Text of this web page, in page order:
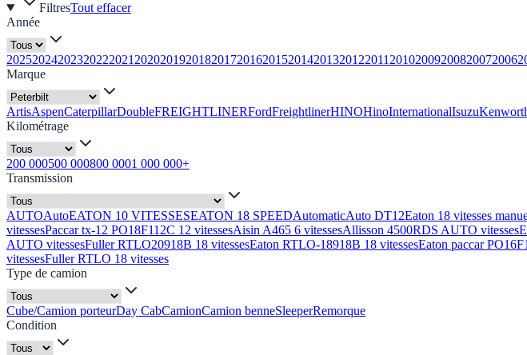
FiltresTout effacer
Année
20252024202320222021 2020201920182017201620152014201320122011 20102009200820072006
Marque
ArtisAspenCaterpillarDoubleFREIGHTLINERFordFreightlinerHINOHinoInternationalIsuzu
Kilométrage
200 000500 000800 0001 000 000+
Transmission
AUTOAutoEATON 10 VITESSESEATON 18 SPEEDAutomaticAuto DT12Eaton 18 vitesses
vitessesPaccar tx-12 PO18F112C 12 vitessesAisin A465 6 vitessesAllisson 4500RDS AUTO vitesses
AUTO vitessesFuller RTLO20918B 18 vitessesEaton RTLO-18918B 18 vitessesEaton paccar
vitessesFuller RTLO 18 vitesses
Type de camion
Cube/Camion porteurDay CabCamionCamion benneSleeperRemorque
Condition